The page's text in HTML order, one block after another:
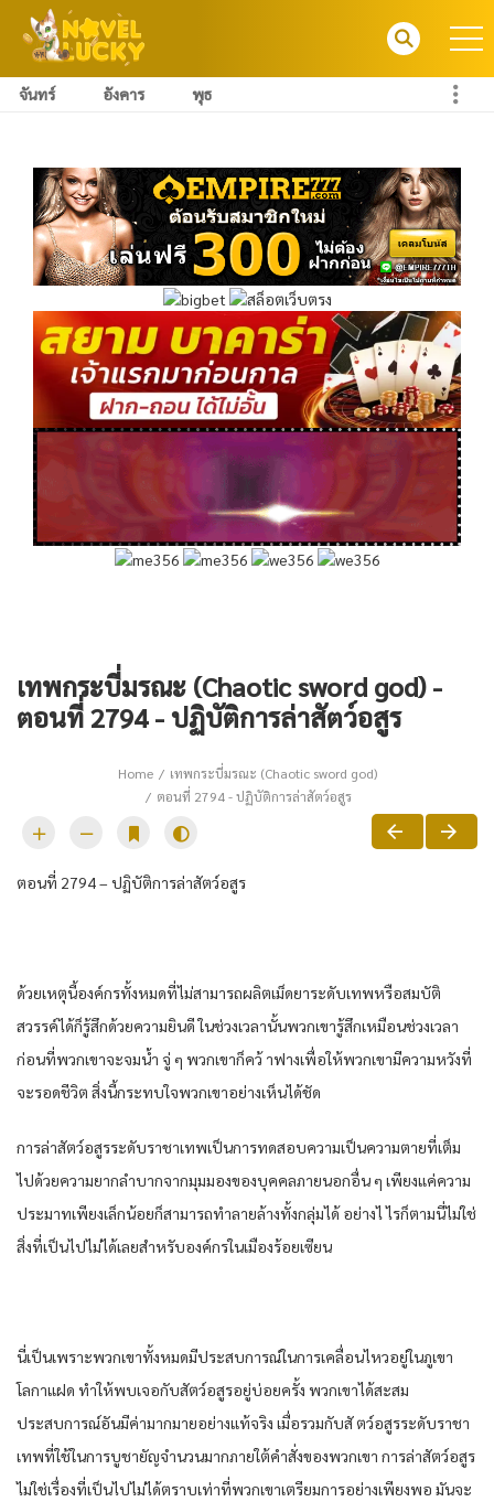
จันทร์ อังคาร พุธ
เทพกระบี่มรณะ (Chaotic sword god) -
ตอนที่ 2794 - ปฏิบัติการล่าสัตว์อสูร
Home
เทพกระบี่มรณะ (Chaotic sword god)
ตอนที่ 2794 - ปฏิบัติการล่าสัตว์อสูร
ตอนที่​ 2794 – ปฏิบัติ​การล่าสัตว์​อสูร​
ด้วยเหตุนี้​องค์กร​ทั้งหมด​ที่​ไม่สามารถ​ผลิต​เม็ด​ยา​ระดับ​เทพ​หรือ​สมบัติ​
สวรรค์​ได้​ก็​รู้สึก​ด้วยความยินดี​ ใน​ช่วงเวลา​นั้น​พวกเขา​รู้สึก​เหมือน​ช่วงเวลา​
ก่อนที่​พวกเขา​จะจมน้ำ​ จู่ ๆ พวกเขา​ก็​คว้ า​ฟางเพื่อให้​พวกเขา​มีความหวัง​ที่
จะ​รอดชีวิต​ สิ่งนี้​กระทบใจ​พวกเขา​อย่าง​เห็นได้ชัด​
การล่าสัตว์​อสูร​ระดับ​ราชา​เทพ​เป็นการ​ทดสอบ​ความเป็นความตาย​ที่​เต็ม
ไปด้วย​ความยากลำบาก​จาก​มุมมอง​ของ​บุคคลภายนอก​อื่น​ ๆ เพียงแค่​ความ
ประมาท​เพียง​เล็กน้อย​ก็​สามารถ​ทำลายล้าง​ทั้ง​กลุ่ม​ได้​ อย่างไ ไรก็ตาม​นี่​ไม่ใช่
สิ่งที่​เป็นไปไม่ได้​เลย​สำหรับ​องค์กร​ใน​เมือง​ร้อย​เซียน​
นี่​เป็น​เพราะ​พวกเขา​ทั้งหมด​มีประสบการณ์​ใน​การเคลื่อนไหว​อยู่​ใน​ภูเขา​
โลกา​แฝด​ ทำให้​พบ​เจอ​กับ​สัตว์​อสูร​อยู่​บ่อยครั้ง​ พวกเขา​ได้​สะสม
ประสบการณ์​อัน​มีค่า​มากมาย​อย่าง​แท้จริง​ เมื่อ​รวม​กับ​สั ตว์​อสูร​ระดับ​ราชา​
เทพ​ที่​ใช้ใน​การบูชายัญ​จำนวนมาก​ภายใต้​คำสั่ง​ของ​พวกเขา​ การล่าสัตว์​อสูร​
ไม่ใช่เรื่อง​ที่​เป็นไปไม่ได้​ตราบเท่าที่​พวกเขา​เตรียมการ​อย่าง​เพียงพอ​ มัน​จะ